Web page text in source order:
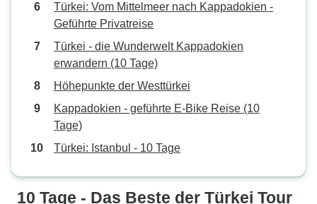
Türkei: Vom Mittelmeer nach Kappadokien -
Geführte Privatreise
Türkei - die Wunderwelt Kappadokien
erwandern (10 Tage)
Höhepunkte der Westtürkei
Kappadokien - geführte E-Bike Reise (10
Tage)
Türkei: Istanbul - 10 Tage
10 Tage - Das Beste der Türkei Tour